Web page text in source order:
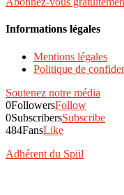
Informations légales
Mentions légales
Politique de
Soutenez notre média
0FollowersFollow
0SubscribersSubscribe
484FansLike
Adhérent du Spiil